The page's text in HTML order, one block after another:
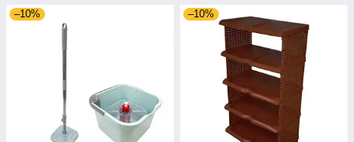
–10% –10%